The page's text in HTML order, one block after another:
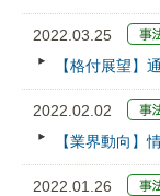
2022.03.25
【格付展望】
2022.02.02
【業界動向】
2022.01.26